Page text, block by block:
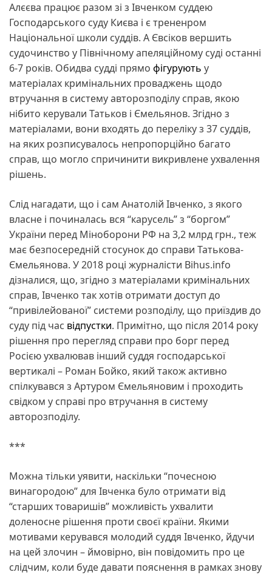
Алєєва працює разом зі з Івченком суддею
Господарського суду Києва і є трененром
Національної школи суддів. А Євсіков вершить
судочинство у Північному апеляційному суді останні
6-7 років. Обидва судді прямо фігурують у
матеріалах кримінальних проваджень щодо
втручання в систему авторозподілу справ, якою
нібито керували Татьков і Ємельянов. Згідно з
матеріалами, вони входять до переліку з 37 суддів,
на яких розписувалось непропорційно багато
справ, що могло спричинити викривлене ухвалення
рішень.
Слід нагадати, що і сам Анатолій Івченко, з якого
власне і починалась вся “карусель” з “боргом”
України перед Міноборони РФ на 3,2 млрд грн., теж
має безпосередній стосунок до справи Татькова-
Ємельянова. У 2018 році журналісти Bihus.info
дізналися, що, згідно з матеріалами кримінальних
справ, Івченко так хотів отримати доступ до
“привілейованої” системи розподілу, що приїздив до
суду під час відпустки. Примітно, що після 2014 року
рішення про перегляд справи про борг перед
Росією ухвалював інший суддя господарської
вертикалі – Роман Бойко, який також активно
спілкувався з Артуром Ємельяновим і проходить
свідком у справі про втручання в систему
авторозподілу.
***
Можна тільки уявити, наскільки “почесною
винагородою” для Івченка було отримати від
“старших товаришів” можливість ухвалити
доленосне рішення проти своєї країни. Якими
мотивами керувався молодий суддя Івченко, йдучи
на цей злочин – ймовірно, він повідомить про це
слідчим, коли буде давати пояснення в рамках знову